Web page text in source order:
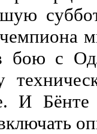
бою с
И Бёнте